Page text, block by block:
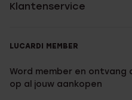
Klantenservice
LUCARDI MEMBER
Word member en ontvang
op al jouw aankopen